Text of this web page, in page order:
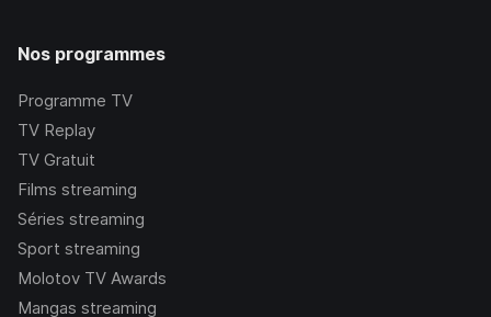
Nos programmes
Programme TV
TV Replay
TV Gratuit
Films streaming
Séries streaming
Sport streaming
Molotov TV Awards
Mangas streaming